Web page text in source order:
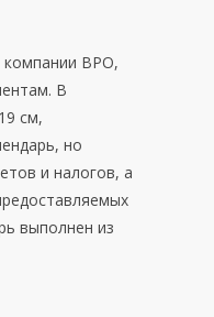
BPO,
В
см,
но
и налогов, а
выполнен из